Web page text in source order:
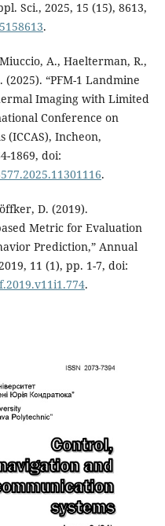
Sci., 2025, 15 (15), 8613,
.
A., Haelterman, R.,
“PFM-1 Landmine
Imaging with Limited
Conference on
(ICCAS), Incheon,
1869, doi:
.
D. (2019).
Metric for Evaluation
Prediction,” Annual
11 (1), pp. 1-7, doi:
.